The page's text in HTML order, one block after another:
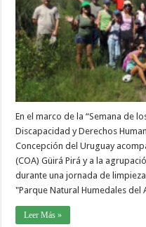
En el marco de la “Semana de
Discapacidad y Derechos
Concepción del Uruguay
(COA) Güirá Pirá y a la
durante una jornada de
"Parque Natural Humedales del
Leer Más »